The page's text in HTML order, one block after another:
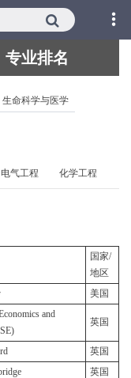
专业排名
生命科学与医学
电气工程 化学工程
国家/
地区
美国
and
英国
英国
英国